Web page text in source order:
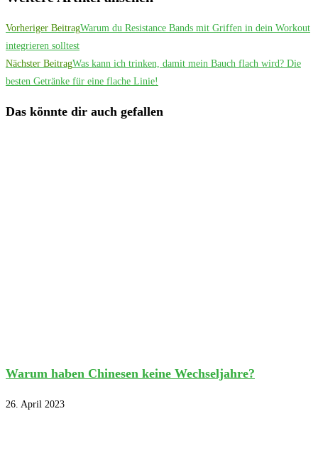
Vorheriger BeitragWarum du Resistance Bands mit Griffen in dein Workout
integrieren solltest
Nächster BeitragWas kann ich trinken, damit mein Bauch flach wird? Die
besten Getränke für eine flache Linie!
Das könnte dir auch gefallen
Warum haben Chinesen keine Wechseljahre?
26. April 2023